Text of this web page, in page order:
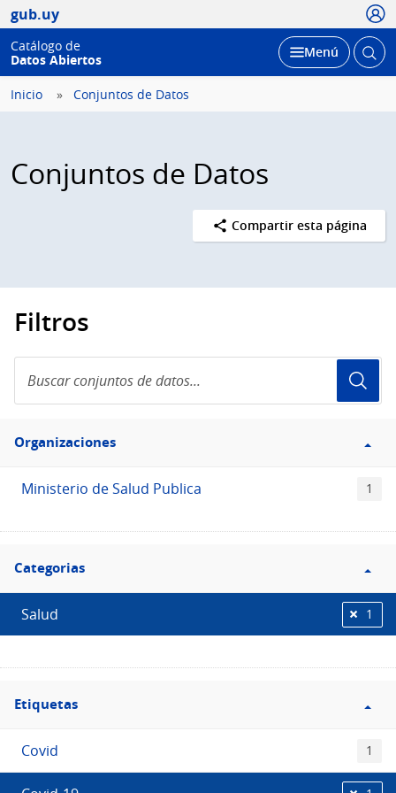
gub.uy
Catálogo de
Datos Abiertos
Desplegar
Menú Abrir
Inicio Conjuntos de Datos
Conjuntos de Datos
Compartir esta página
Filtros
conjuntos
de
Filtro
Organizaciones
Organizaciones
Ministerio de Salud Publica 1
Filtro
Categorias
Categorias
Salud 1
Filtro
Etiquetas
Etiquetas
Covid 1